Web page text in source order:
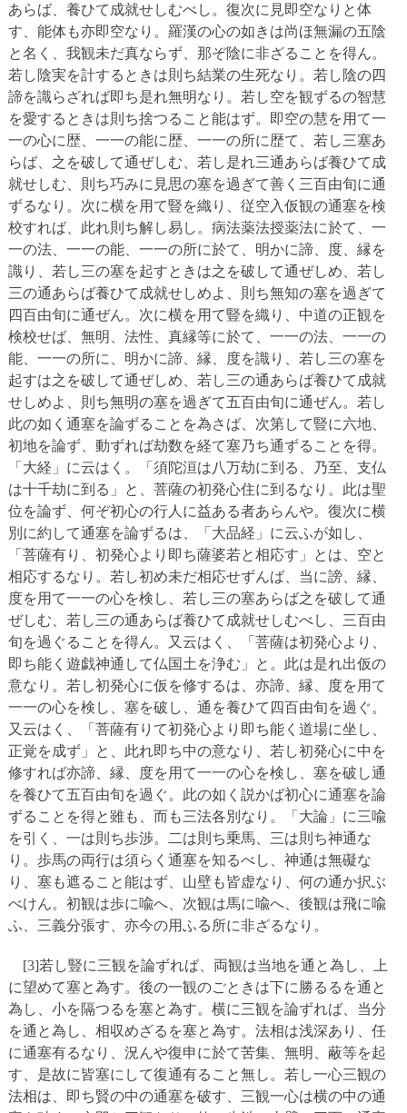
あらば、養ひて成就せしむべし。復次に見即空なりと体
す、能体も亦即空なり。羅漢の心の如きは尚ほ無漏の五陰
と名く、我観未だ真ならず、那ぞ陰に非ざることを得ん。
若し陰実を計するときは則ち結業の生死なり。若し陰の四
諦を識らざれば即ち是れ無明なり。若し空を観ずるの智慧
を愛するときは則ち捨つること能はず。即空の慧を用て一
一の心に歴、一一の能に歴、一一の所に歴て、若し三塞あ
らば、之を破して通ぜしむ、若し是れ三通あらば養ひて成
就せしむ、則ち巧みに見思の塞を過ぎて善く三百由旬に通
ずるなり。次に横を用て豎を織り、従空入仮観の通塞を検
校すれば、此れ則ち解し易し。病法薬法授薬法に於て、一
一の法、一一の能、一一の所に於て、明かに諦、度、縁を
識り、若し三の塞を起すときは之を破して通ぜしめ、若し
三の通あらば養ひて成就せしめよ、則ち無知の塞を過ぎて
四百由旬に通ぜん。次に横を用て豎を織り、中道の正観を
検校せば、無明、法性、真縁等に於て、一一の法、一一の
能、一一の所に、明かに諦、縁、度を識り、若し三の塞を
起すは之を破して通ぜしめ、若し三の通あらば養ひて成就
せしめよ、則ち無明の塞を過ぎて五百由旬に通ぜん。若し
此の如く通塞を論ずることを為さば、次第して豎に六地、
初地を論ず、動ずれば劫数を経て塞乃ち通ずることを得。
「大経」に云はく。「須陀洹は八万劫に到る、乃至、支仏
は十千劫に到る」と、菩薩の初発心住に到るなり。此は聖
位を論ず、何ぞ初心の行人に益ある者あらんや。復次に横
別に約して通塞を論ずるは、「大品経」に云ふが如し、
「菩薩有り、初発心より即ち薩婆若と相応す」とは、空と
相応するなり。若し初め未だ相応せずんば、当に謗、縁、
度を用て一一の心を検し、若し三の塞あらば之を破して通
ぜしむ、若し三の通あらば養ひて成就せしむべし、三百由
旬を過ぐることを得ん。又云はく、「菩薩は初発心より、
即ち能く遊戯神通して仏国土を浄む」と。此は是れ出仮の
意なり。若し初発心に仮を修するは、亦諦、縁、度を用て
一一の心を検し、塞を破し、通を養ひて四百由旬を過ぐ。
又云はく、「菩薩有りて初発心より即ち能く道場に坐し、
正覚を成ず」と、此れ即ち中の意なり、若し初発心に中を
修すれば亦諦、縁、度を用て一一の心を検し、塞を破し通
を養ひて五百由旬を過ぐ。此の如く説かば初心に通塞を論
ずることを得と雖も、而も三法各別なり。「大論」に三喩
を引く、一は則ち歩渉。二は則ち乗馬、三は則ち神通な
り。歩馬の両行は須らく通塞を知るべし、神通は無礙な
り、塞も遮ること能はず、山壁も皆虚なり、何の通か択ぶ
べけん。初観は歩に喩へ、次観は馬に喩へ、後観は飛に喩
ふ、三義分張す、亦今の用ふる所に非ざるなり。
[3]若し豎に三観を論ずれば、両観は当地を通と為し、上
に望めて塞と為す。後の一観のごときは下に勝るるを通と
為し、小を隔つるを塞と為す。横に三観を論ずれば、当分
を通と為し、相収めざるを塞と為す。法相は浅深あり、任
に通塞有るなり、況んや復申に於て苦集、無明、蔽等を起
す、是故に皆塞にして復通有ること無し。若し一心三観の
法相は、即ち賢の中の通塞を破す、三観一心は横の中の通